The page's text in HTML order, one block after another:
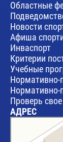
Областные
Новости
Афиша
Инваспорт
Критерии
Учебные
Нормативно-
Нормативно-
Проверь
АДРЕС
Улица